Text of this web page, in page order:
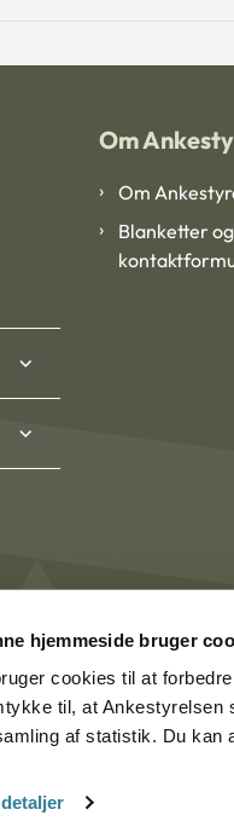
hjemmeside bruger
cookies til at
til, at Ankestyrelsen
af statistik. Du
Om
Om
Blanketter og